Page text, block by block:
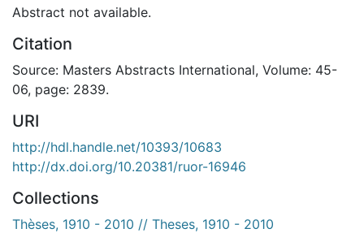
Abstract not available.
Citation
Source: Masters Abstracts International, Volume: 45-
06, page: 2839.
URI
http://hdl.handle.net/10393/10683
http://dx.doi.org/10.20381/ruor-16946
Collections
Thèses, 1910 - 2010 // Theses, 1910 - 2010